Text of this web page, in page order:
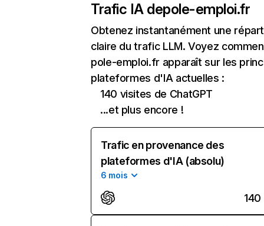
Trafic IA depole-emploi.fr
Obtenez instantanément une
claire du trafic LLM. Voyez
pole-emploi.fr apparaît sur les
plateformes d'IA actuelles :
140 visites de ChatGPT
...et plus encore !
Trafic en provenance des
plateformes d'IA (absolu)
6 mois
140